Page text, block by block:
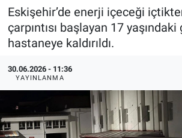
Eskişehir’de enerji içeceği
çarpıntısı başlayan 17 yaşındaki
hastaneye kaldırıldı.
30.06.2026 - 11:36
YAYINLANMA
Sağlık
Alış-Veriş/İş dünyası
Ekonomi
Kültür Sanat
Politika
Kütahya
Haber Arşivi